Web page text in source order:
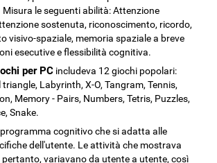
Misura le seguenti abilità: Attenzione
sostenuta, riconoscimento, ricordo,
visivo-spaziale, memoria spaziale a breve
esecutive e flessibilità cognitiva.
per PC includeva 12 giochi popolari:
Labyrinth, X-O, Tangram, Tennis,
Memory - Pairs, Numbers, Tetris, Puzzles,
Snake.
cognitivo che si adatta alle
dell'utente. Le attività che mostrava
pertanto, variavano da utente a utente, così